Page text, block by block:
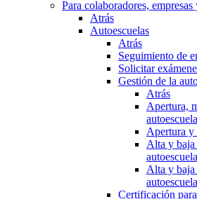
Para colaboradores,
Atrás
Autoescuelas
Atrás
Seguimiento de
Solicitar
Gestión de la
Atrás
Apertura,
Apertura y
Alta y baja
Alta y baja
Certificación